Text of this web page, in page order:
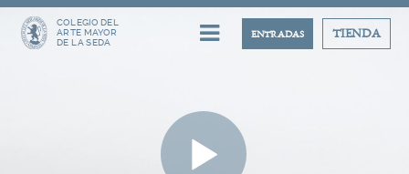
COLEGIO DEL
ARTE MAYOR
DE LA SEDA
ENTRADAS TIENDA